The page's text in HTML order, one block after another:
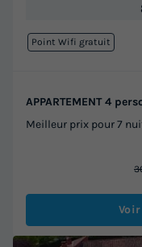
Point Wifi gratuit
APPARTEMENT 4
Meilleur prix pour 7